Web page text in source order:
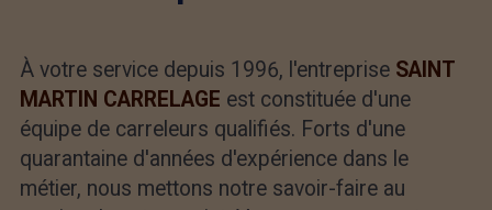
À votre service depuis 1996, l'entreprise SAINT
MARTIN CARRELAGE est constituée d'une
équipe de carreleurs qualifiés. Forts d'une
quarantaine d'années d'expérience dans le
métier, nous mettons notre savoir-faire au